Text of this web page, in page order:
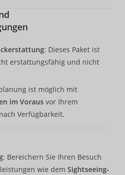
: Dieses Paket ist
erstattungsfähig und nicht
ist möglich mit
im Voraus vor Ihrem
Verfügbarkeit.
: Bereichern Sie Ihren Besuch
wie dem Sightseeing-